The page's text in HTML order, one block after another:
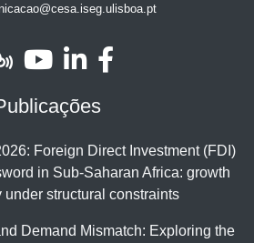
Foreign Direct Investment (FDI)
in Sub-Saharan Africa: growth
under structural constraints
Demand Mismatch: Exploring the